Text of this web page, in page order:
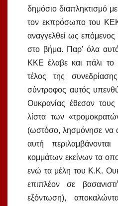
δημόσιο διαπληκτισμό
τον εκπρόσωπο του
αναγγελθεί ως επόμενος
στο βήμα. Παρ’ όλα
ΚΚΕ έλαβε και πάλι το
τέλος της
σύντροφος αυτός
Ουκρανίας έθεσαν
λίστα των
(ωστόσο, λησμόνησε να
αυτή
κομμάτων εκείνων τα
ενώ τα μέλη του Κ.Κ.
επιπλέον σε
εξόντωση),